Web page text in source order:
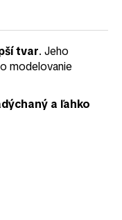
tvar. Jeho
modelovanie
a ľahko